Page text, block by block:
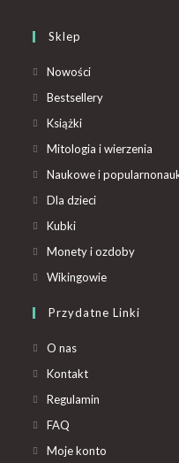
Sklep
Nowości
Bestsellery
Książki
Mitologia i wierzenia
Naukowe i
Dla dzieci
Kubki
Monety i ozdoby
Wikingowie
Przydatne Linki
O nas
Kontakt
Regulamin
FAQ
Moje konto